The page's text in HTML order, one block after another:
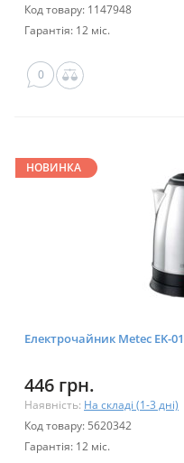
Код товару: 1147948
Гарантія: 12 міс.
0
НОВИНКА
Електрочайник Metec EK-
446 грн.
Наявність: На складі (1-3 дні)
Код товару: 5620342
Гарантія: 12 міс.